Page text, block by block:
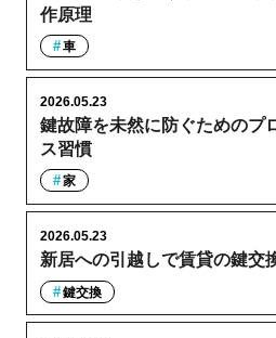
作原理
車
鍵故障を未然に防ぐためのプ
ス習慣
2026.05.23
家
新居への引越しで賃貸の鍵交
2026.05.23
鍵交換